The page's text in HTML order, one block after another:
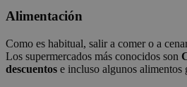
Alimentación
Como es habitual, salir a comer o a
Los supermercados más conocidos son
descuentos e incluso algunos alimentos